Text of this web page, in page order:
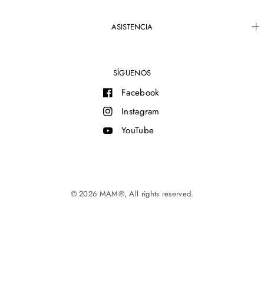
ASISTENCIA
SÍGUENOS
Facebook
Instagram
YouTube
© 2026 MAM®, All rights reserved.